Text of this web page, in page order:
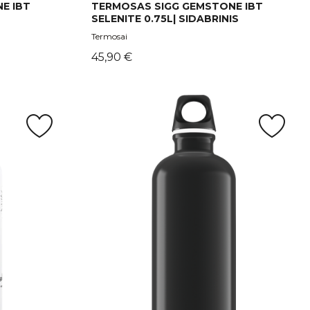
IBT
TERMOSAS SIGG GEMSTONE IBT
SELENITE 0.75L| SIDABRINIS
Termosai
Kaina
45,90 €